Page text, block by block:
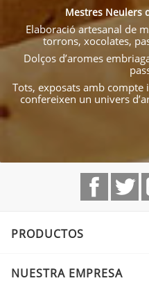
Mestres Neulers
Elaboració artesanal de
torrons, xocolates,
Dolços d’aromes
Tots, exposats amb compte
confereixen un univers
PRODUCTOS
NUESTRA EMPRESA